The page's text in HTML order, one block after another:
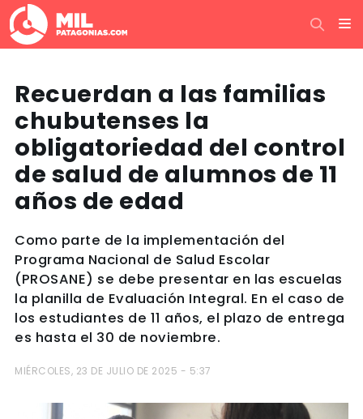
Recuerdan a las familias
chubutenses la
obligatoriedad del control
de salud de alumnos de 11
años de edad
Como parte de la implementación del
Programa Nacional de Salud Escolar
(PROSANE) se debe presentar en las escuelas
la planilla de Evaluación Integral. En el caso de
los estudiantes de 11 años, el plazo de entrega
es hasta el 30 de noviembre.
MIÉRCOLES, 23 DE JULIO DE 2025 - 5:37